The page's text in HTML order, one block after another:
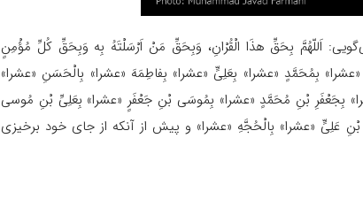
اَللّهُمَّ بِحَقِّ هذَا الْقُرْانِ، وَبِحَقِّ مَنْ اَرْسَلْتَهُ بِه وَبِحَقِّ کُلِّ مُؤْمِنٍ
بِمُحَمَّدٍ «عشرا» بِعَلِیٍّ «عشرا» بِفاطِمَهَ «عشرا» بِالْحَسَنِ «عشرا»
بِجَعْفَرِ بْنِ مُحَمَّدٍ «عشرا» بِمُوسَی بْنِ جَعْفَرٍ «عشرا» بِعَلِیِّ بْنِ مُوسی
عَلِیٍّ «عشرا» بِالْحُجَّهِ «عشرا» و پیش از آنکه از جای خود برخیزی